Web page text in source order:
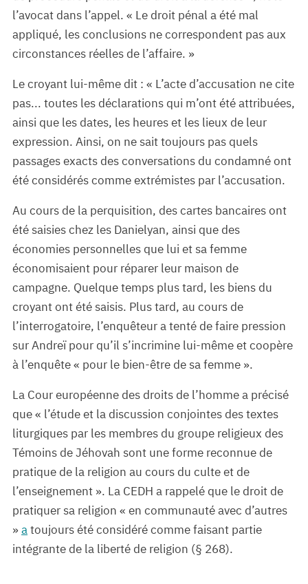
l’avocat dans l’appel. « Le droit pénal a été mal
appliqué, les conclusions ne correspondent pas aux
circonstances réelles de l’affaire. »
Le croyant lui-même dit : « L’acte d’accusation ne cite
pas... toutes les déclarations qui m’ont été attribuées,
ainsi que les dates, les heures et les lieux de leur
expression. Ainsi, on ne sait toujours pas quels
passages exacts des conversations du condamné ont
été considérés comme extrémistes par l’accusation.
Au cours de la perquisition, des cartes bancaires ont
été saisies chez les Danielyan, ainsi que des
économies personnelles que lui et sa femme
économisaient pour réparer leur maison de
campagne. Quelque temps plus tard, les biens du
croyant ont été saisis. Plus tard, au cours de
l’interrogatoire, l’enquêteur a tenté de faire pression
sur Andreï pour qu’il s’incrimine lui-même et coopère
à l’enquête « pour le bien-être de sa femme ».
La Cour européenne des droits de l’homme a précisé
que « l’étude et la discussion conjointes des textes
liturgiques par les membres du groupe religieux des
Témoins de Jéhovah sont une forme reconnue de
pratique de la religion au cours du culte et de
l’enseignement ». La CEDH a rappelé que le droit de
pratiquer sa religion « en communauté avec d’autres
» atoujours été considéré comme faisant partie
intégrante de la liberté de religion (§ 268).